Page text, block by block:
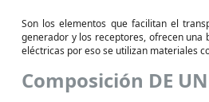
Son los elementos que facilitan el
generador y los receptores, ofrecen una
eléctricas por eso se utilizan materiales
Composición DE